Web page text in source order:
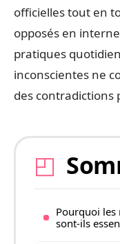
officielles tout en
opposés en
pratiques
inconscientes ne
des contradictions
Pourquoi les
sont-ils